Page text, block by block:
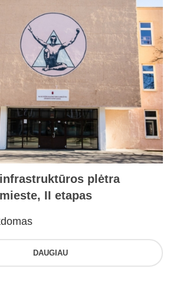
plėtra
II etapas
DAUGIAU